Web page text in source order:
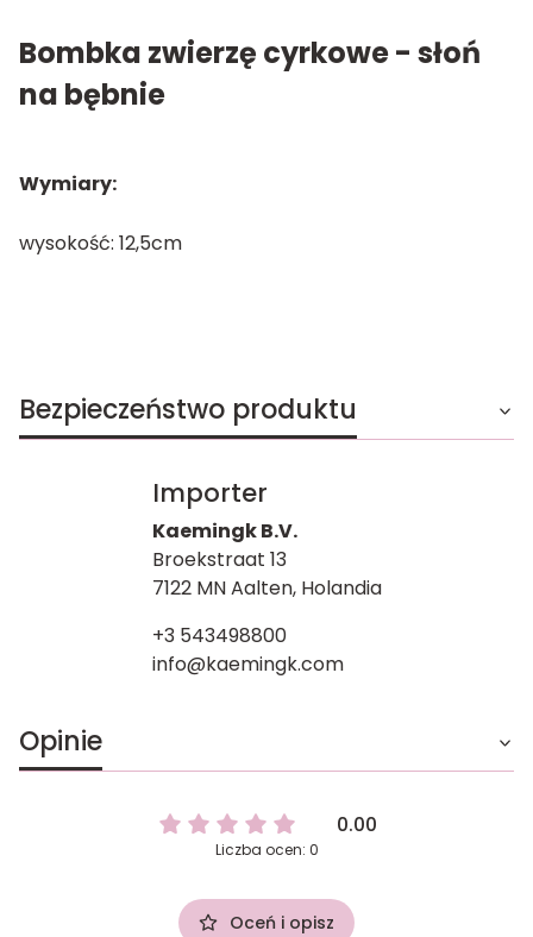
Bombka zwierzę cyrkowe - słoń
na bębnie
Wymiary:
wysokość: 12,5cm
Bezpieczeństwo produktu
Importer
Kaemingk B.V.
Broekstraat 13
7122 MN Aalten, Holandia
+3 543498800
info@kaemingk.com
Opinie
0.00
Liczba ocen: 0
Oceń i opisz